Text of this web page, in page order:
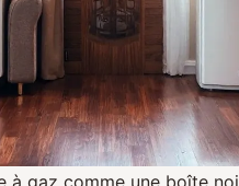
à gaz comme une boîte